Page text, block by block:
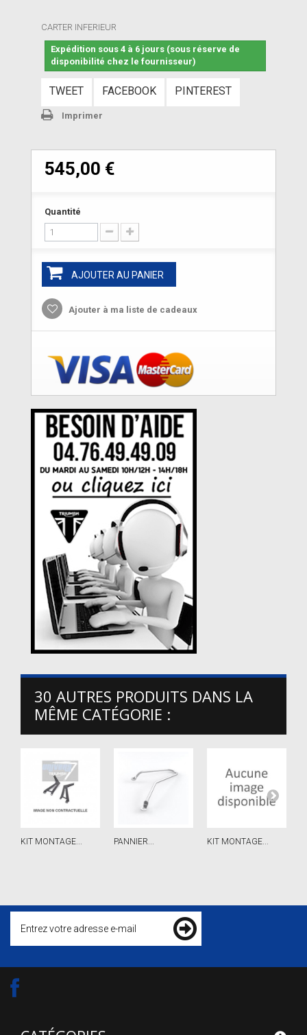
CARTER INFERIEUR
Expédition sous 4 à 6 jours (sous réserve de
disponibilité chez le fournisseur)
TWEET FACEBOOK PINTEREST
Imprimer
545,00 €
Quantité
AJOUTER AU PANIER
Ajouter à ma liste de cadeaux
30 AUTRES PRODUITS DANS LA
MÊME CATÉGORIE :
KIT MONTAGE... PANNIER... KIT MONTAGE...